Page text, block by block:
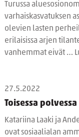
Turussa
varhaiskasvatuksen
olevien lasten
erilaisissa arjen
vanhemmat eivät …
27.5.2022
Toisessa polvessa
Katariina Laaki ja
ovat sosiaalialan